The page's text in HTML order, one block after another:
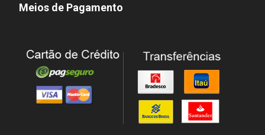
Meios de Pagamento